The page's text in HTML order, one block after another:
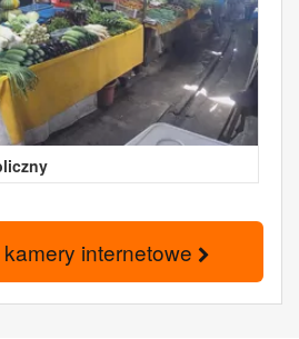
internetowe